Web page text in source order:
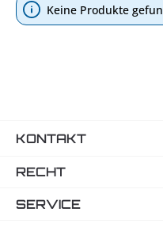
Keine Produkte
KONTAKT
RECHT
SERVICE